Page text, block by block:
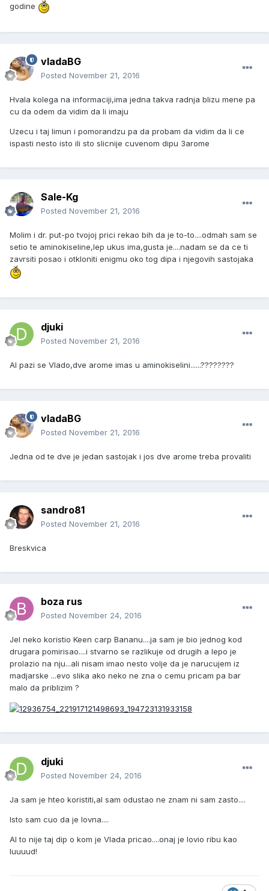
godine
vladaBG
Posted November 21, 2016
Hvala kolega na informaciji,ima jedna takva radnja blizu mene pa
cu da odem da vidim da li imaju
Uzecu i taj limun i pomorandzu pa da probam da vidim da li ce
ispasti nesto isto ili sto slicnije cuvenom dipu 3arome
Sale-Kg
Posted November 21, 2016
Molim i dr. put-po tvojoj prici rekao bih da je to-to....odmah sam se
setio te aminokiseline,lep ukus ima,gusta je....nadam se da ce ti
zavrsiti posao i otkloniti enigmu oko tog dipa i njegovih sastojaka
djuki
Posted November 21, 2016
Al pazi se Vlado,dve arome imas u aminokiselini......????????
vladaBG
Posted November 21, 2016
Jedna od te dve je jedan sastojak i jos dve arome treba provaliti
sandro81
Posted November 21, 2016
Breskvica
boza rus
Posted November 24, 2016
Jel neko koristio Keen carp Bananu....ja sam je bio jednog kod
drugara pomirisao....i stvarno se razlikuje od drugih a lepo je
prolazio na nju...ali nisam imao nesto volje da je narucujem iz
madjarske ...evo slika ako neko ne zna o cemu pricam pa bar
malo da priblizim ?
djuki
Posted November 24, 2016
Ja sam je hteo koristiti,al sam odustao ne znam ni sam zasto....
Isto sam cuo da je lovna....
Al to nije taj dip o kom je Vlada pricao....onaj je lovio ribu kao
luuuud!